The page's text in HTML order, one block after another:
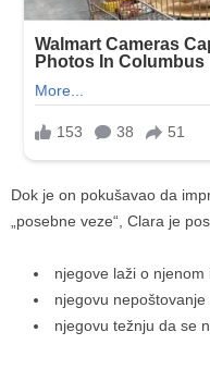
Dok je on pokušavao da
„posebne veze“, Clara je
njegove laži o njenom
njegovu
njegovu težnju da se